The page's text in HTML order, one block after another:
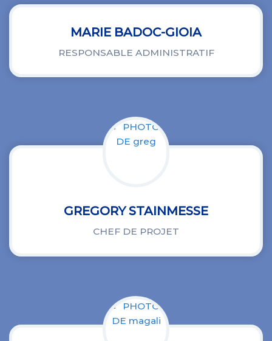
MARIE BADOC-GIOIA
RESPONSABLE ADMINISTRATIF
GREGORY STAINMESSE
CHEF DE PROJET